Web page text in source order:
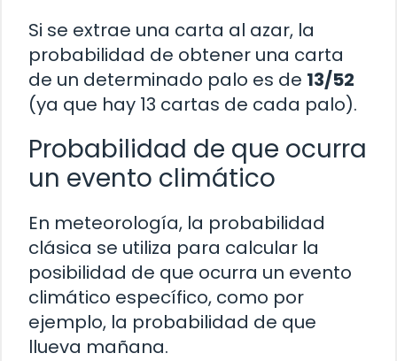
Si se extrae una carta al azar, la
probabilidad de obtener una carta
de un determinado palo es de 13/52
(ya que hay 13 cartas de cada palo).
Probabilidad de que ocurra
un evento climático
En meteorología, la probabilidad
clásica se utiliza para calcular la
posibilidad de que ocurra un evento
climático específico, como por
ejemplo, la probabilidad de que
llueva mañana.